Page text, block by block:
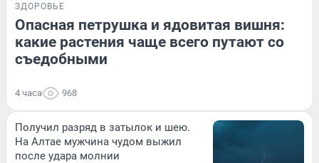
ЗДОРОВЬЕ
Опасная петрушка и ядовитая вишня:
какие растения чаще всего путают со
съедобными
4 часа 968
Получил разряд в затылок и шею.
На Алтае мужчина чудом выжил
после удара молнии